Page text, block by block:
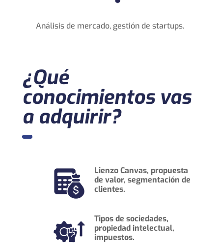
Análisis de mercado, gestión de startups.
¿Qué
conocimientos vas
a adquirir?
Lienzo Canvas, propuesta
de valor, segmentación de
clientes.
Tipos de sociedades,
propiedad intelectual,
impuestos.